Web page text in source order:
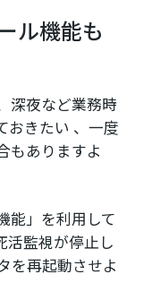
ル機能も
深夜など業務時
おきたい 、一度
もありますよ
能」を利用して
活監視が停止し
を再起動させよ